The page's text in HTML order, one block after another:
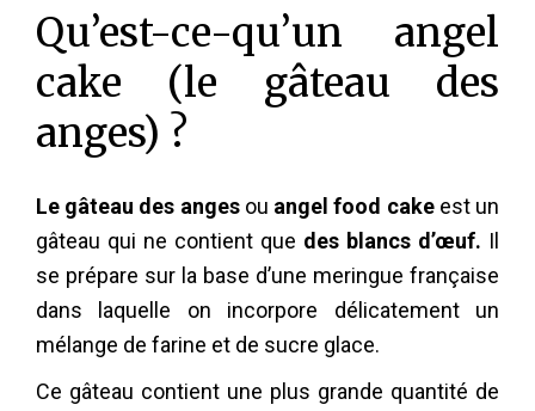
Qu’est-ce-qu’un angel
cake (le gâteau des
anges) ?
Le gâteau des angesou angel food cakeest un
gâteau qui ne contient que des blancs d’œuf. Il
se prépare sur la base d’une meringue française
dans laquelle on incorpore délicatement un
mélange de farine et de sucre glace.
Ce gâteau contient une plus grande quantité de